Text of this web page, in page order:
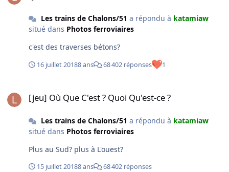
Les trains de Chalons/51 a répondu à katamiaw
situé dans Photos ferroviaires
c'est des traverses bétons?
16 juillet 20188 ans 68 402 réponses 1
[jeu] Où Que C'est ? Quoi Qu'est-ce ?
Les trains de Chalons/51 a répondu à katamiaw
situé dans Photos ferroviaires
Plus au Sud? plus à L'ouest?
15 juillet 20188 ans 68 402 réponses